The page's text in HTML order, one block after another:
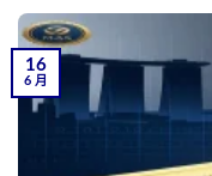
16
6 月